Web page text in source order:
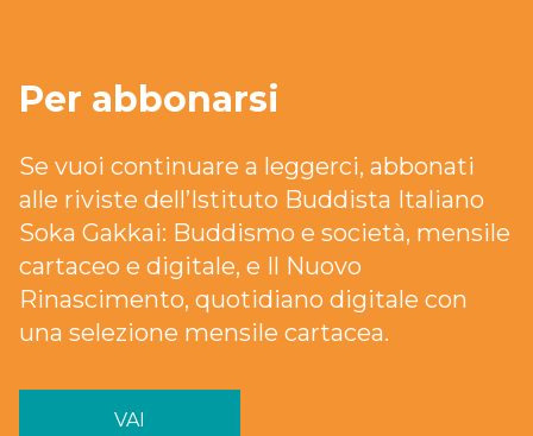
Per abbonarsi
Se vuoi continuare a leggerci, abbonati
alle riviste dell’Istituto Buddista Italiano
Soka Gakkai: Buddismo e società, mensile
cartaceo e digitale, e Il Nuovo
Rinascimento, quotidiano digitale con
una selezione mensile cartacea.
VAI